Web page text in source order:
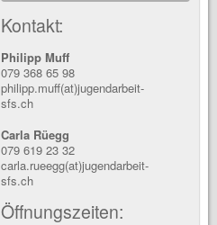
Kontakt:
Philipp Muff
079 368 65 98
philipp.muff(at)jugendarbeit-
sfs.ch
Carla Rüegg
079 619 23 32
carla.rueegg(at)jugendarbeit-
sfs.ch
Öffnungszeiten: